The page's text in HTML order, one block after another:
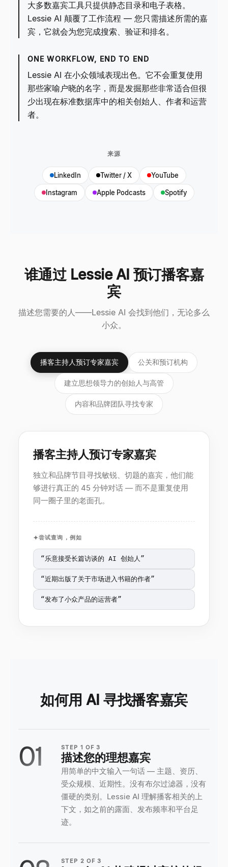
大多数嘉宾工具只提供静态目录和电子表格。
Lessie AI 颠覆了工作流程 — 您只需描述所需的嘉
宾，它就会为您完成搜索、验证和排名。
ONE WORKFLOW, END TO END
Lessie AI 在小众领域表现出色。它不会重复使用
那些家喻户晓的名字，而是发掘那些非常适合但很
少出现在标准数据库中的相关创始人、作者和运营
者。
来源
LinkedIn Twitter / X YouTube
Instagram Apple Podcasts Spotify
谁通过 Lessie AI 预订播客嘉
宾
描述您需要的人——Lessie AI 会找到他们，无论多么
小众。
播客主持人预订专家嘉宾 公关和预订机构
建立思想领导力的创始人与高管
内容和品牌团队寻找专家
播客主持人预订专家嘉宾
独立和品牌节目寻找敏锐、切题的嘉宾，他们能
够进行真正的 45 分钟对话 — 而不是重复使用
同一圈子里的老面孔。
尝试查询，例如
“乐意接受长篇访谈的 AI 创始人 ”
“近期出版了关于市场进入书籍的作者”
“发布了小众产品的运营者”
如何用 AI 寻找播客嘉宾
01 STEP 1 OF3
描述您的理想嘉宾
用简单的中文输入一句话 — 主题、资历、
受众规模、近期性。没有布尔过滤器，没有
僵硬的类别。Lessie AI 理解播客相关的上
下文，如之前的露面、发布频率和平台足
迹。
STEP 2 OF3